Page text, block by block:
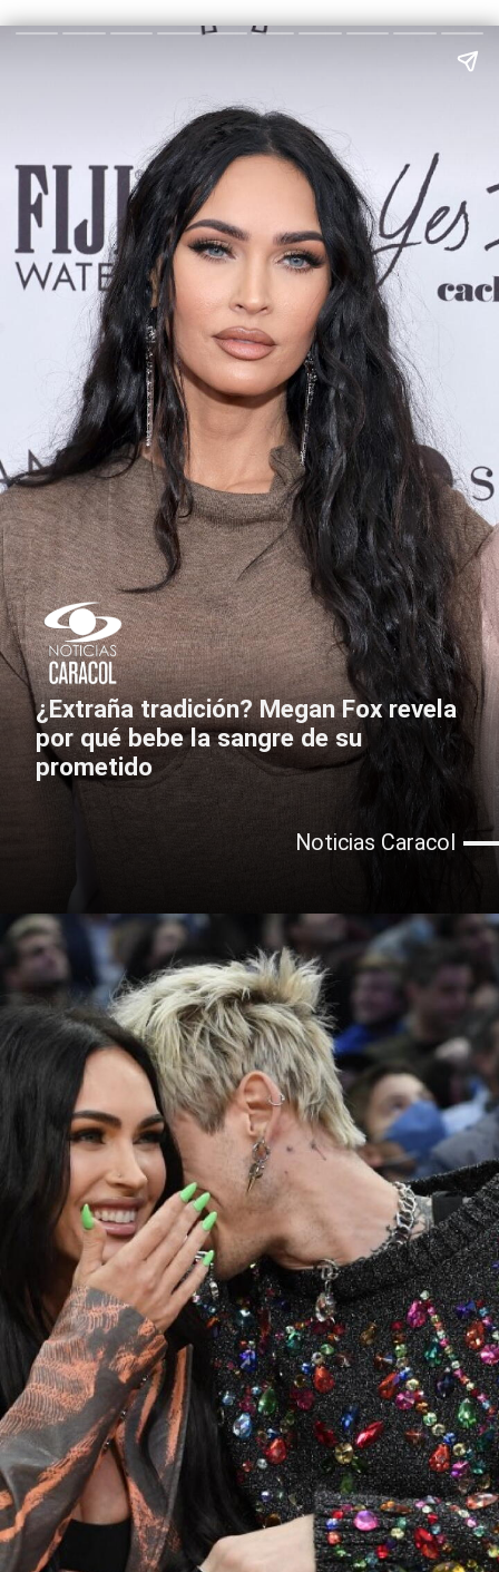
¿Extraña tradición? Megan Fox revela
por qué bebe la sangre de su
prometido
Noticias Caracol